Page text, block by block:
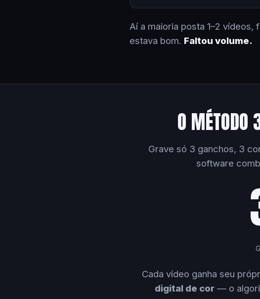
Aí a maioria posta 1–2
estava bom. Faltou volume.
O MÉTODO
Grave só 3 ganchos, 3
software
Cada vídeo ganha seu
digital de cor — o